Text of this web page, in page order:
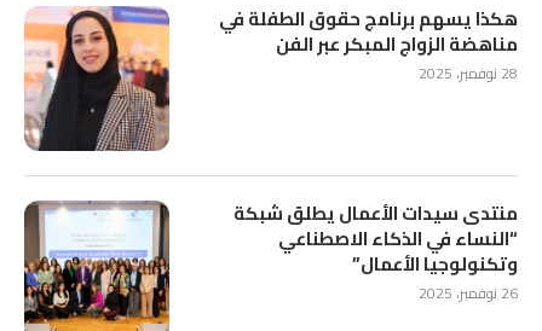
هكذا يسهم برنامج حقوق الطفلة في
مناهضة الزواج المبكر عبر الفن
28 نوفمبر، 2025
منتدى سيدات الأعمال يطلق شبكة
“النساء في الذكاء الاصطناعي
وتكنولوجيا الأعمال”
26 نوفمبر، 2025